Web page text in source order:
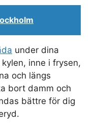
under dina
inne i frysen,
och längs
bort damm och
bättre för dig